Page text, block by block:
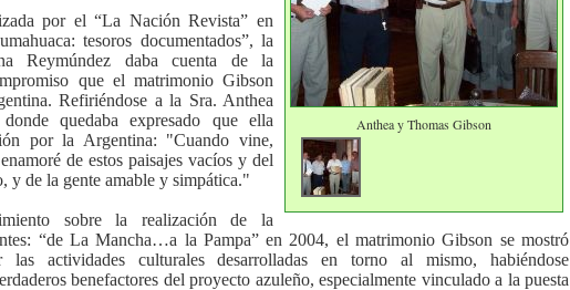
Anthea y Thomas Gibson
por el “La Nación Revista” en
tesoros documentados”, la
Reymúndez daba cuenta de la
que el matrimonio Gibson
Refiriéndose a la Sra. Anthea
quedaba expresado que ella
porla Argentina: "Cuando vine,
de estos paisajes vacíos y del
y de la gente amable y simpática."
sobre la realización de la
: “de La Mancha…a la Pampa” en 2004, el matrimonio Gibson se mostró
las actividades culturales desarrolladas en torno al mismo, habiéndose
benefactores del proyecto azuleño, especialmente vinculado a la puesta